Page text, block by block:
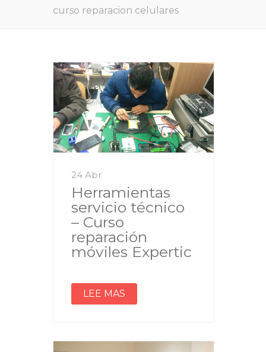
curso reparacion celulares
24 Abr
Herramientas
servicio técnico
– Curso
reparación
móviles Expertic
LEE MAS